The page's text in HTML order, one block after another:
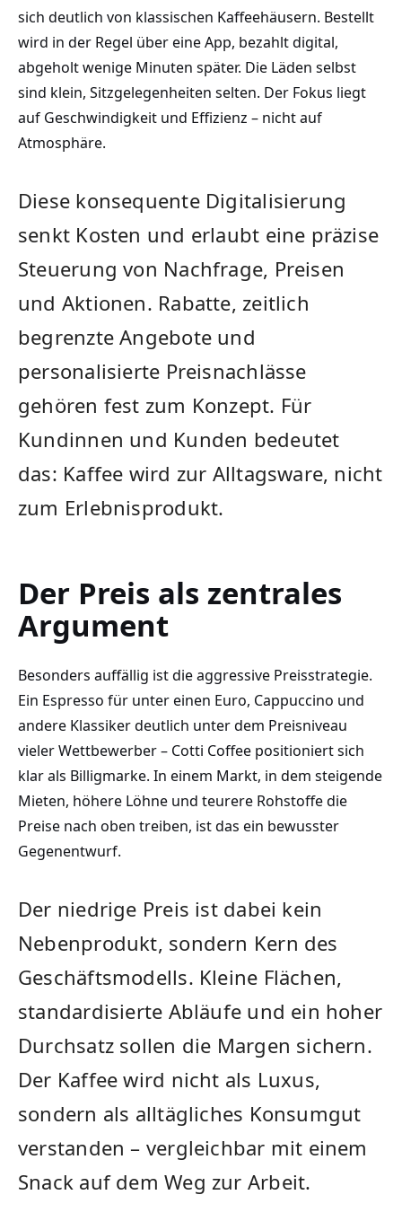
sich deutlich von klassischen Kaffeehäusern. Bestellt
wird in der Regel über eine App, bezahlt digital,
abgeholt wenige Minuten später. Die Läden selbst
sind klein, Sitzgelegenheiten selten. Der Fokus liegt
auf Geschwindigkeit und Effizienz – nicht auf
Atmosphäre.
Diese konsequente Digitalisierung
senkt Kosten und erlaubt eine präzise
Steuerung von Nachfrage, Preisen
und Aktionen. Rabatte, zeitlich
begrenzte Angebote und
personalisierte Preisnachlässe
gehören fest zum Konzept. Für
Kundinnen und Kunden bedeutet
das: Kaffee wird zur Alltagsware, nicht
zum Erlebnisprodukt.
Der Preis als zentrales
Argument
Besonders auffällig ist die aggressive Preisstrategie.
Ein Espresso für unter einen Euro, Cappuccino und
andere Klassiker deutlich unter dem Preisniveau
vieler Wettbewerber – Cotti Coffee positioniert sich
klar als Billigmarke. In einem Markt, in dem steigende
Mieten, höhere Löhne und teurere Rohstoffe die
Preise nach oben treiben, ist das ein bewusster
Gegenentwurf.
Der niedrige Preis ist dabei kein
Nebenprodukt, sondern Kern des
Geschäftsmodells. Kleine Flächen,
standardisierte Abläufe und ein hoher
Durchsatz sollen die Margen sichern.
Der Kaffee wird nicht als Luxus,
sondern als alltägliches Konsumgut
verstanden – vergleichbar mit einem
Snack auf dem Weg zur Arbeit.